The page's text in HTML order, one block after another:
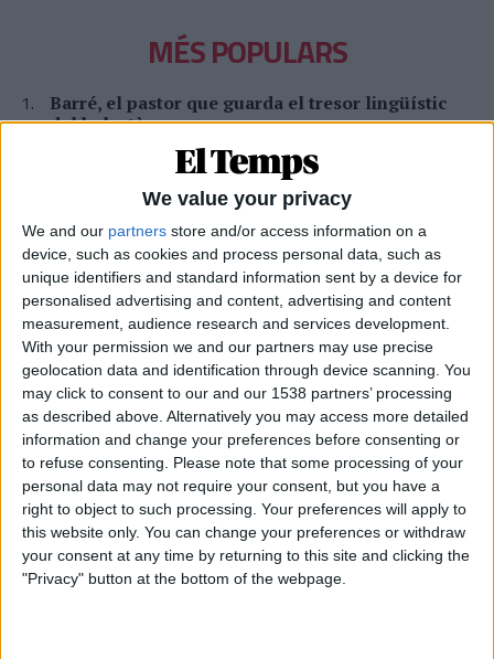
We value your privacy
We and our partners store and/or access information on a
device, such as cookies and process personal data, such as
unique identifiers and standard information sent by a device for
personalised advertising and content, advertising and content
measurement, audience research and services development.
With your permission we and our partners may use precise
geolocation data and identification through device scanning. You
may click to consent to our and our 1538 partners’ processing
as described above. Alternatively you may access more detailed
information and change your preferences before consenting or
to refuse consenting.
Please note that some processing of your
personal data may not require your consent, but you have a
right to object to such processing. Your preferences will apply to
this website only. You can change your preferences or withdraw
your consent at any time by returning to this site and clicking the
"Privacy" button at the bottom of the webpage.
MÉS POPULARS
Barré, el pastor que guarda el tresor lingüístic
del belsetà
Qui és Ánchel Lois Saludas, el pastor que s'ha entestat a recopilar
totes les paraules del belsetà,
Violeta Tena
Xavier Antich: «Calia fer un salt a la Federació
Llull davant un Estat hostil»
Entrevista a fons al president d'Òmnium Cultural i de la Federació
Llull
PerMoisés Pérez
La resurrecció de les nostres lletraferides
medievals
L'AVL rescata de l'oblit les escriptores de l'edat mitjana
PerMoisés Pérez
La temptació de la Renaixença
Els renaixentistes eren tan catalans com espanyols, se sentien
còmodes en Espanya
PerBlanca Garcia-Oliver